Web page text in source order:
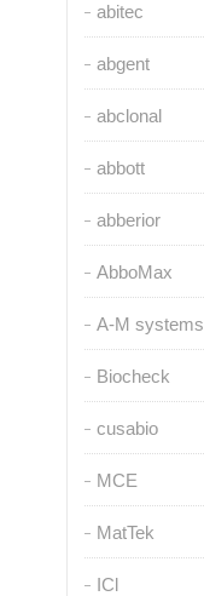
abitec
abgent
abclonal
abbott
abberior
AbboMax
A-M systems
Biocheck
cusabio
MCE
MatTek
ICl